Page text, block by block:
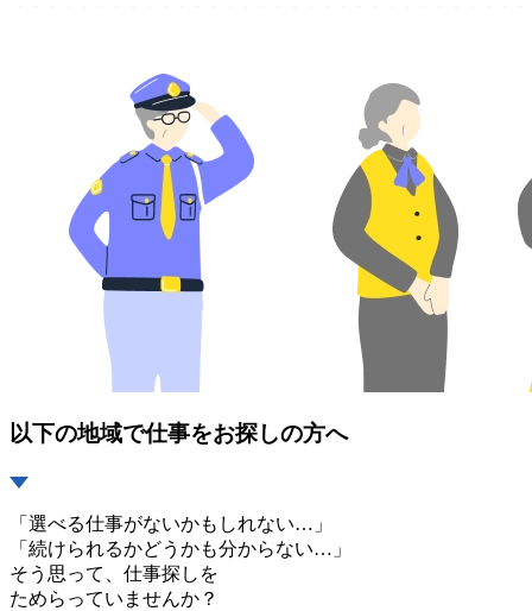
以下の地域で仕事をお探しの方へ
「選べる仕事がないかもしれない…」
「続けられるかどうかも分からない…」
そう思って、仕事探しを
ためらっていませんか？